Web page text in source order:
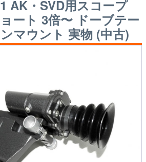
AK・SVD用スコープ
ート 3倍〜 ドーブテー
マウント 実物 (中古)